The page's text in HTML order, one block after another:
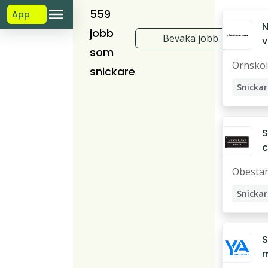
App
559
jobb
som
snickare
Bevaka jobb